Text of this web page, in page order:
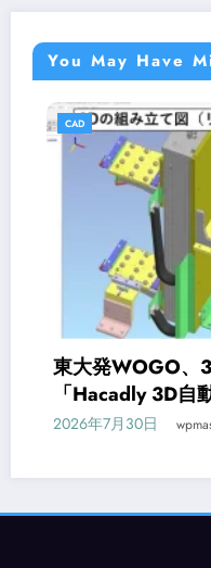
You May Have
CAD
東大発WOGO、
「Hacadly 3D自
2026年7月30日